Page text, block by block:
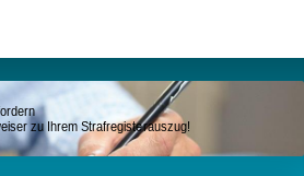
zu Ihrem Strafregisterauszug!